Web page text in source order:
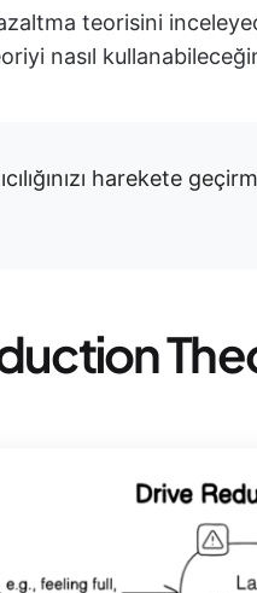
teorisini
nasıl
harekete